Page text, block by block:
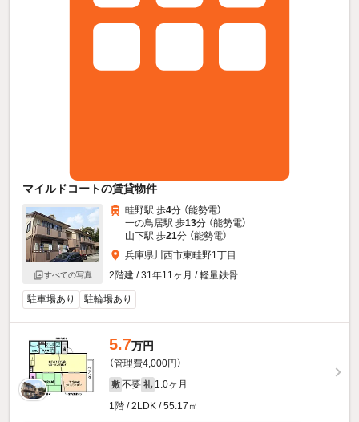
マイルドコートの賃貸物件
すべての写真
畦野駅 歩4分 （能勢電）
一の鳥居駅 歩13分 （能勢電）
山下駅 歩21分 （能勢電）
兵庫県川西市東畦野1丁目
2階建 / 31年11ヶ月 / 軽量鉄骨
駐車場あり 駐輪場あり
5.7万円
（管理費4,000円）
敷 不要 礼 1.0ヶ月
1階 / 2LDK / 55.17㎡